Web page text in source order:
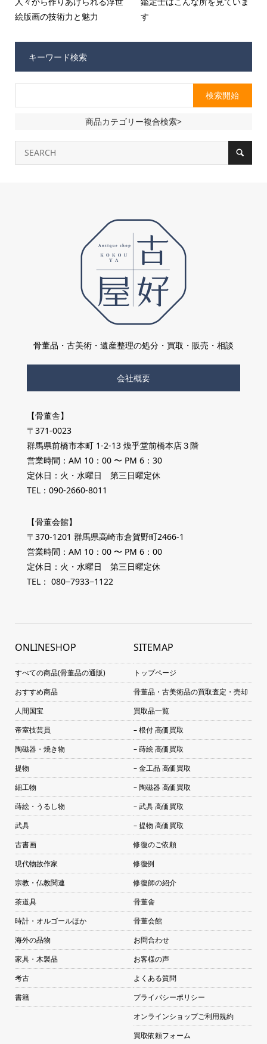
絵版画の技術力と魅力
す
キーワード検索
商品カテゴリー複合検索>
骨董品・古美術・遺産整理の処分・買取・販売・相談
会社概要
【骨董舎】
〒371-0023
群馬県前橋市本町 1-2-13 煥乎堂前橋本店３階
営業時間：AM 10：00 〜 PM 6：30
定休日：火・水曜日 第三日曜定休
TEL：090-2660-8011
【骨董会館】
〒370-1201 群馬県高崎市倉賀野町2466-1
営業時間：AM 10：00 〜 PM 6：00
定休日：火・水曜日 第三日曜定休
TEL： 080−7933−1122
ONLINESHOP
すべての商品(骨董品の通販)
おすすめ商品
人間国宝
帝室技芸員
陶磁器・焼き物
提物
細工物
蒔絵・うるし物
武具
古書画
現代物故作家
宗教・仏教関連
茶道具
時計・オルゴールほか
海外の品物
家具・木製品
考古
書籍
SITEMAP
トップページ
骨董品・古美術品の買取査定・売却
買取品一覧
– 根付 高価買取
– 蒔絵 高価買取
– 金工品 高価買取
– 陶磁器 高価買取
– 武具 高価買取
– 提物 高価買取
修復のご依頼
修復例
修復師の紹介
骨董舎
骨董会館
お問合わせ
お客様の声
よくある質問
プライバシーポリシー
オンラインショップご利用規約
買取依頼フォーム